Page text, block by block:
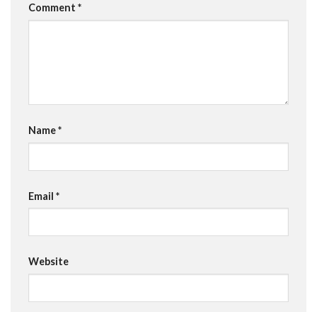
Comment *
Name*
Email *
Website